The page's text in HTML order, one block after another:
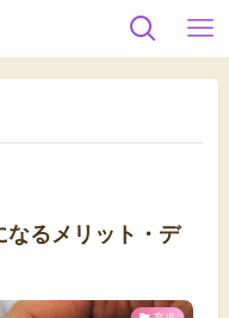
なるメリット・デ